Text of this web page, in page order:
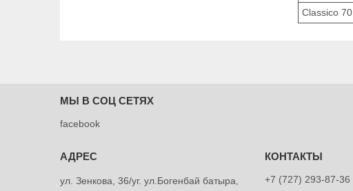
Classico 70
МЫ В СОЦ СЕТЯХ
facebook
ул. Зенкова, 36/уг. ул.Богенбай батыра,
+7 (727) 293-87-36